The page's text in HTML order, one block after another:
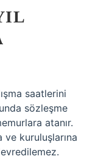
saatlerini
sözleşme
atanır.
ve kuruluşlarına